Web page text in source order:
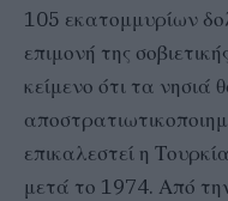
105 εκατομμυρίων
επιμονή της
κείμενο ότι τα νησιά
επικαλεστεί η
μετά το 1974. Από